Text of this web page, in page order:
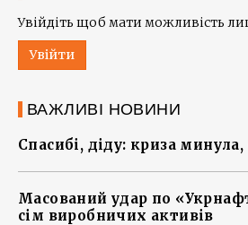
Увійдіть щоб мати можливість
Увійти
ВАЖЛИВІ НОВИНИ
Спасибі, діду: криза
Масований удар по
сім виробничих активів